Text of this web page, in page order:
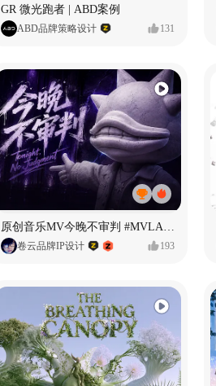
GR 微光跑者 | ABD案例
ABD品牌策略设计 131
卷云品牌IP设计 193